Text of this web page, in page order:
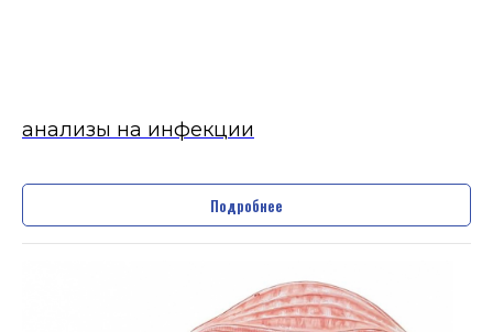
анализы на инфекции
Подробнее
Услуги